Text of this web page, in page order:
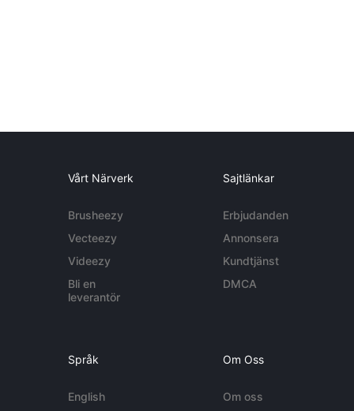
Vårt Närverk
Brusheezy
Vecteezy
Videezy
Bli en
leverantör
Sajtlänkar
Erbjudanden
Annonsera
Kundtjänst
DMCA
Språk
English
Om Oss
Om oss